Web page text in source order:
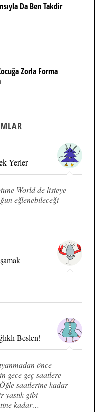
Da Ben Takdir
Zorla Forma
Yerler
World de listeye
eğlenebileceği
Beslen!
önce
gece geç saatlere
saatlerine kadar
yastık gibi
kadar…